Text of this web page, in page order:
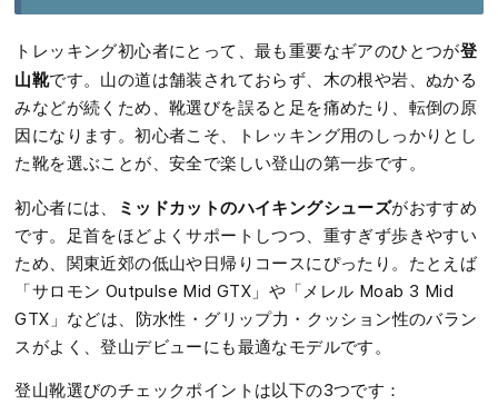
トレッキング初心者にとって、最も重要なギアのひとつが登
山靴です。山の道は舗装されておらず、木の根や岩、ぬかる
みなどが続くため、靴選びを誤ると足を痛めたり、転倒の原
因になります。初心者こそ、トレッキング用のしっかりとし
た靴を選ぶことが、安全で楽しい登山の第一歩です。
初心者には、 ミッドカットのハイキングシューズがおすすめ
です。足首をほどよくサポートしつつ、重すぎず歩きやすい
ため、関東近郊の低山や日帰りコースにぴったり。たとえば
「サロモン Outpulse Mid GTX」や「メレル Moab 3 Mid
GTX」などは、防水性・グリップ力・クッション性のバラン
スがよく、登山デビューにも最適なモデルです。
登山靴選びのチェックポイントは以下の3つです：